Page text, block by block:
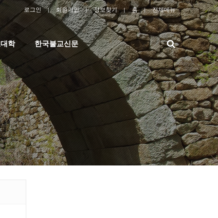
로그인 회원가입 정보찾기 홈 전체메뉴
학 한국불교신문
검
색